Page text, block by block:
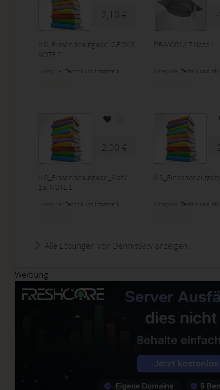
2,10 €
ILS_Einsendeaufgabe_GEOM3,
NOTE 2
Technik und Informatik
PR-MODUL7 Note 1
Technik und
2,00 €
ILS_Einsendeaufgabe_MatV
1a, NOTE 1
Technik und Informatik Technik und
Alle Lösungen von DennisSaw anzeigen!
Werbung